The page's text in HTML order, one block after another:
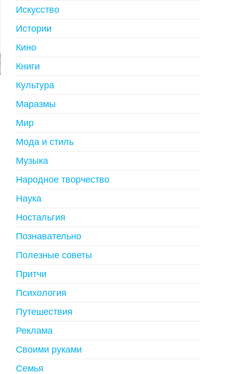
Искусство
Истории
Кино
Книги
Культура
Маразмы
Мир
Мода и стиль
Музыка
Народное творчество
Наука
Ностальгия
Познавательно
Полезные советы
Притчи
Психология
Путешествия
Реклама
Своими руками
Семья